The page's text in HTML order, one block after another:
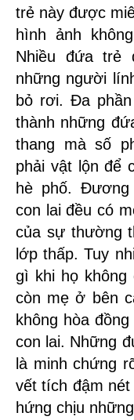
trẻ này được
hình ảnh
Nhiều đứa
những người
bỏ rơi. Đa
thành những
thang mà số
phải vật lộn để
hè phố.
con lai đều có
của sự thường
lớp thấp. Tuy
gì khi họ
còn mẹ ở bên
không hòa
con lai. Những
là minh chứng
vết tích đậm
hứng chịu